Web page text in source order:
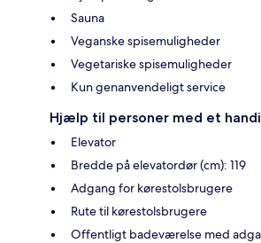
Sauna
Veganske spisemuligheder
Vegetariske spisemuligheder
Kun genanvendeligt service
Hjælp til personer med et
Elevator
Bredde på elevatordør (cm): 119
Adgang for kørestolsbrugere
Rute til kørestolsbrugere
Offentligt badeværelse med